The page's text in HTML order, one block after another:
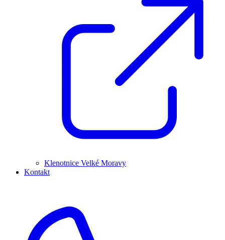
Klenotnice Velké Moravy
Kontakt